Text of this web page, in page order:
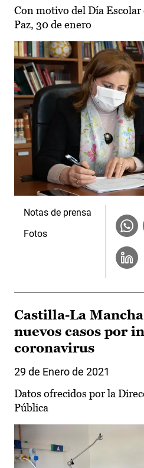
Con motivo del Día
Paz, 30 de enero
Notas de prensa
Fotos
Castilla-La
nuevos casos por
coronavirus
29 de Enero de 2021
Datos ofrecidos por la
Pública